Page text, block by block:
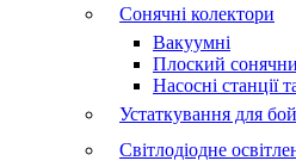
Сонячні колектори
Вакуумні
Плоский
Насосні станції
Устаткування для
Світлодіодне